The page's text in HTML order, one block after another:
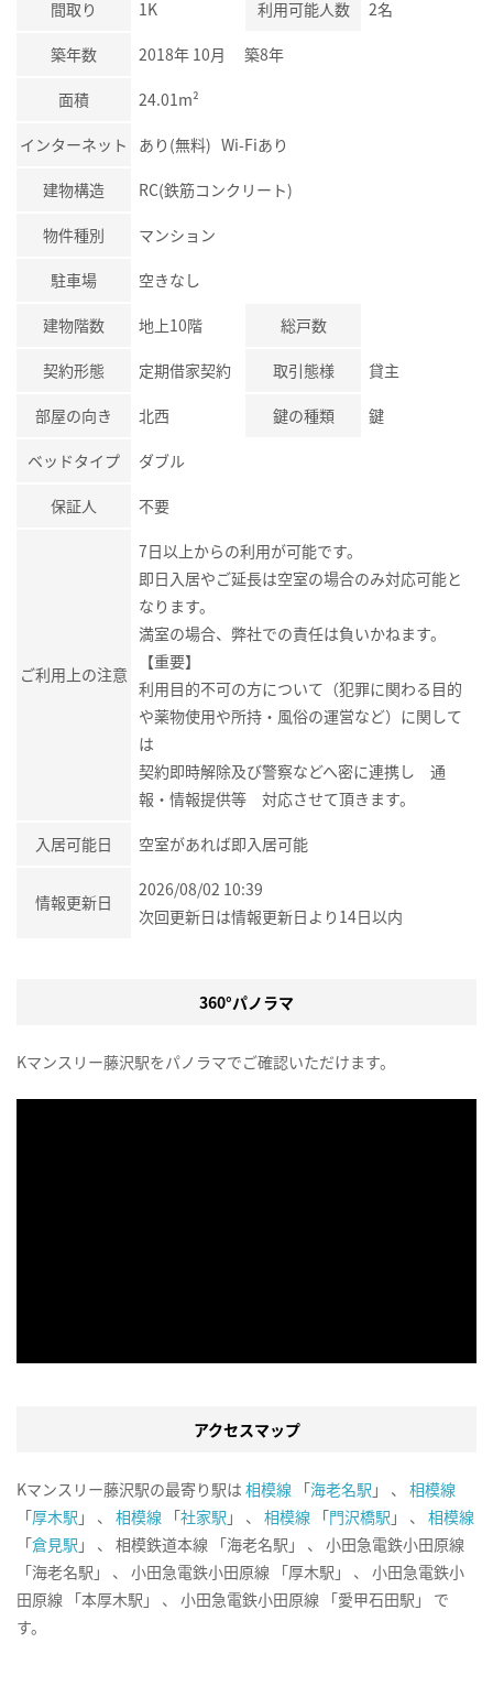
間取り 1K 利用可能人数 2名
築年数 2018年 10月 築8年
面積 24.01m²
インターネット あり(無料) Wi-Fiあり
建物構造 RC(鉄筋コンクリート)
物件種別 マンション
駐車場 空きなし
建物階数 地上10階 総戸数
契約形態 定期借家契約 取引態様 貸主
部屋の向き 北西 鍵の種類 鍵
ベッドタイプ ダブル
保証人 不要
ご利用上の注意
7日以上からの利用が可能です。
即日入居やご延長は空室の場合のみ対応可能と
なります。
満室の場合、弊社での責任は負いかねます。
【重要】
利用目的不可の方について（犯罪に関わる目的
や薬物使用や所持・風俗の運営など）に関して
は
契約即時解除及び警察などへ密に連携し 通
報・情報提供等 対応させて頂きます。
入居可能日 空室があれば即入居可能
情報更新日
2026/08/02 10:39
次回更新日は情報更新日より14日以内
360°パノラマ
Kマンスリー藤沢駅をパノラマでご確認いただけます。
アクセスマップ
Kマンスリー藤沢駅の最寄り駅は 相模線 「海老名駅 」 、 相模線
「厚木駅 」 、 相模線 「社家駅 」 、 相模線 「門沢橋駅 」 、 相模線
「倉見駅 」 、 相模鉄道本線 「海老名駅」 、 小田急電鉄小田原線
「海老名駅」 、 小田急電鉄小田原線 「厚木駅」 、 小田急電鉄小
田原線 「本厚木駅」 、 小田急電鉄小田原線 「愛甲石田駅」 で
す。